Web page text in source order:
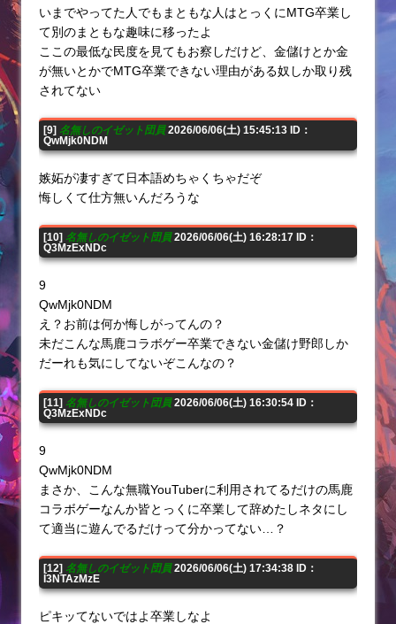
いまでやってた人でもまともな人はとっくにMTG卒業し
て別のまともな趣味に移ったよ
ここの最低な民度を見てもお察しだけど、金儲けとか金
が無いとかでMTG卒業できない理由がある奴しか取り残
されてない
[9] 名無しのイゼット団員2026/06/06(土) 15:45:13 ID：
QwMjk0NDM
嫉妬が凄すぎて日本語めちゃくちゃだぞ
悔しくて仕方無いんだろうな
[10] 名無しのイゼット団員2026/06/06(土) 16:28:17 ID：
Q3MzExNDc
9
QwMjk0NDM
え？お前は何か悔しがってんの？
未だこんな馬鹿コラボゲー卒業できない金儲け野郎しか
だーれも気にしてないぞこんなの？
[11] 名無しのイゼット団員2026/06/06(土) 16:30:54 ID：
Q3MzExNDc
9
QwMjk0NDM
まさか、こんな無職YouTuberに利用されてるだけの馬鹿
コラボゲーなんか皆とっくに卒業して辞めたしネタにし
て適当に遊んでるだけって分かってない…？
[12] 名無しのイゼット団員2026/06/06(土) 17:34:38 ID：
I3NTAzMzE
ピキッてないではよ卒業しなよ